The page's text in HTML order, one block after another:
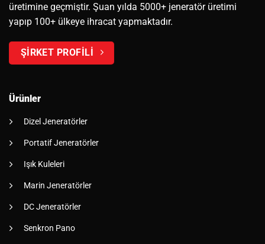
üretimine geçmiştir. Şuan yılda 5000+ jeneratör üretimi
yapıp 100+ ülkeye ihracat yapmaktadır.
ŞİRKET PROFİLİ
Ürünler
Dizel Jeneratörler
Portatif Jeneratörler
Işık Kuleleri
Marin Jeneratörler
DC Jeneratörler
Senkron Pano